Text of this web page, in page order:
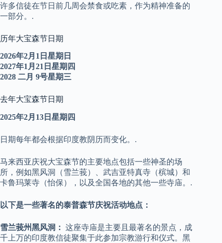
许多信徒在节日前几周会禁食或吃素，作为精神准备的
一部分。.
历年大宝森节日期
2026年2月1日星期日
2027年1月21日星期四
2028 二月 9号星期三
去年大宝森节日期
2025年2月13日星期四
日期每年都会根据印度教阴历而变化。.
马来西亚庆祝大宝森节的主要地点包括一些神圣的场
所，例如黑风洞（雪兰莪）、武吉亚特真寺（槟城）和
卡鲁玛莱寺（怡保），以及全国各地的其他一些寺庙。.
以下是一些著名的泰普森节庆祝活动地点：
雪兰莪州黑风洞： 这座寺庙是主要且最著名的景点，成
千上万的印度教信徒聚集于此参加宗教游行和仪式。黑